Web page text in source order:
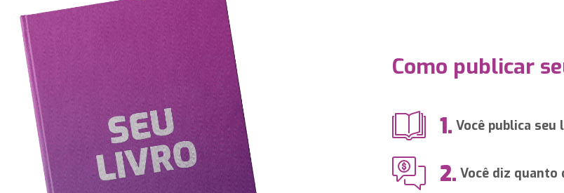
Como publicar
1. Você publica
2. Você diz